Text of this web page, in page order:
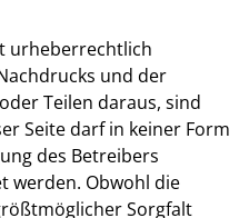
urheberrechtlich
und der
Teilen daraus, sind
Seite darf in keiner Form
des Betreibers
werden. Obwohl die
Sorgfalt